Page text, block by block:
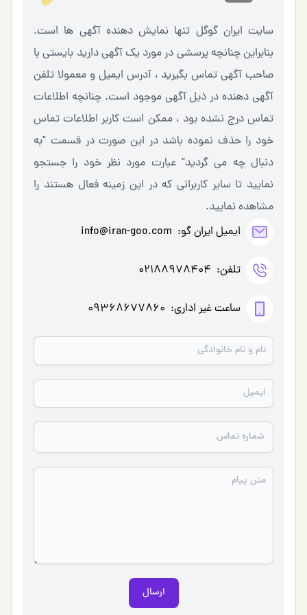
سایت ایران گوگل تنها نمایش دهنده آگهی ها است.
بنابراین چنانچه پرسشی در مورد یک آگهی دارید بایستی با
صاحب آگهی تماس بگیرید ، آدرس ایمیل و معمولا تلفن
آگهی دهنده در ذیل آگهی موجود است. چنانچه اطلاعات
تماس درج نشده بود ، ممکن است کاربر اطلاعات تماس
خود را حذف نموده باشد در این صورت در قسمت "به
دنبال چه می گردید" عبارت مورد نظر خود را جستجو
نمایید تا سایر کاربرانی که در این زمینه فعال هستند را
مشاهده نمایید.
ایمیل ایران گو: info@iran-goo.com
تلفن: 02188978404
ساعت غیر اداری: 09368677860
ارسال